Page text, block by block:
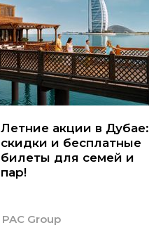
Летние акции в Дубае:
скидки и бесплатные
билеты для семей и
пар!
PAC Group